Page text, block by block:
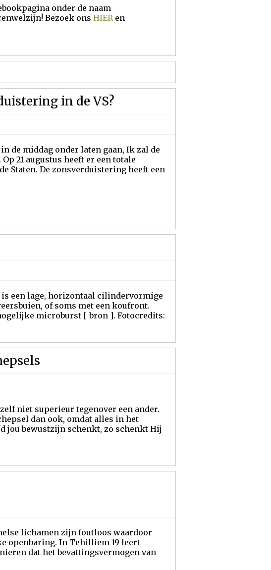
onder de naam
Bezoek ons HIERen
in de VS?
de middag onder laten gaan, Ik zal de
21 augustus heeft er een totale
Staten. De zonsverduistering heeft een
een lage, horizontaal cilindervormige
of soms met een koufront.
microburst [ bron ]. Fotocredits:
niet superieur tegenover een ander.
dan ook, omdat alles in het
jou bewustzijn schenkt, zo schenkt Hij
lichamen zijn foutloos waardoor
openbaring. In Tehilliem 19 leert
dat het bevattingsvermogen van